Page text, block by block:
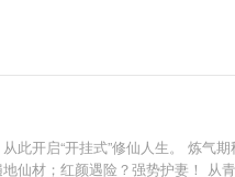
此开启“开挂式”修仙人生。 炼
仙材；红颜遇险？强势护妻！